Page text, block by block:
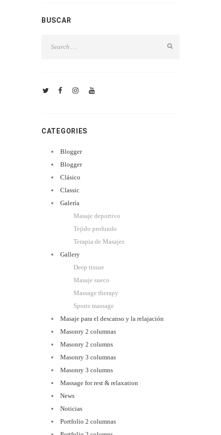
BUSCAR
CATEGORIES
Blogger
Blogger
Clásico
Classic
Galería
Masaje deportivo
Tejido profundo
Terapia de Masajes
Gallery
Deep tissue
Masaje sueco
Massage therapy
Sports massage
Masaje para el descanso y la relajación
Masonry 2 columnas
Masonry 2 columns
Masonry 3 columnas
Masonry 3 columns
Massage for rest & relaxation
News
Noticias
Portfolio 2 columnas